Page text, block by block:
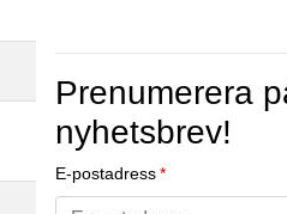
Prenumerera
nyhetsbrev!
E-postadress